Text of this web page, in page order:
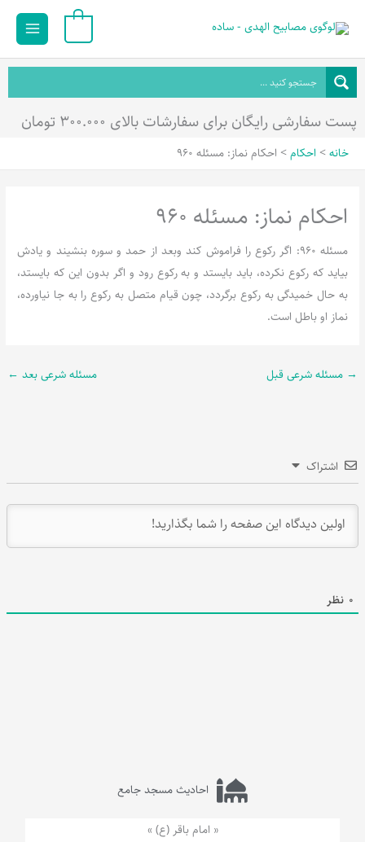
محتوا
Main
پست سفارشی رایگان برای سفارشات بالای ۳۰۰.۰۰۰ تومان
خانه احکام احکام نماز: مسئله 960
احکام نماز: مسئله 960
مسئله 960: اگر رکوع را فراموش کند وبعد از حمد و سوره بنشیند و یادش
بیاید که رکوع نکرده، باید بایستد و به رکوع رود و اگر بدون این که بایستد،
به حال خمیدگی به رکوع برگردد، چون قیام متصل به رکوع را به جا نیاورده،
نماز او باطل است.
→ مسئله شرعی قبل مسئله شرعی بعد ←
اشتراک
0 نظر
احادیث مسجد جامع
« امام باقر (ع) »